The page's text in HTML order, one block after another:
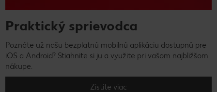
Praktický sprievodca
Poznáte už našu bezplatnú mobilnú aplikáciu dostupnú pre
iOS a Android? Stiahnite si ju a využite pri vašom najbližšom
nákupe.
Zistite viac